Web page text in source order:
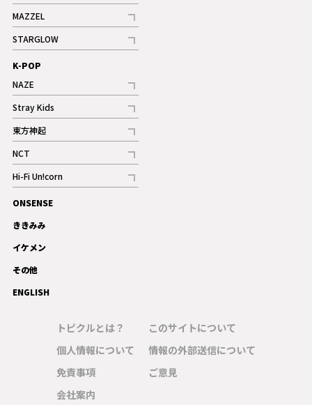
記事
ギャラリー
MAZZEL
記事
ギャラリー
STARGLOW
記事
K-POP
NAZE
記事
Stray Kids
記事
東方神起
記事
NCT
記事
Hi-Fi Un!corn
記事
ギャラリー
ONSENSE
ききみみ
イケメン
その他
ENGLISH
トピクルとは？
個人情報について
免責事項
会社案内
このサイトについて
情報の外部送信について
ご意見